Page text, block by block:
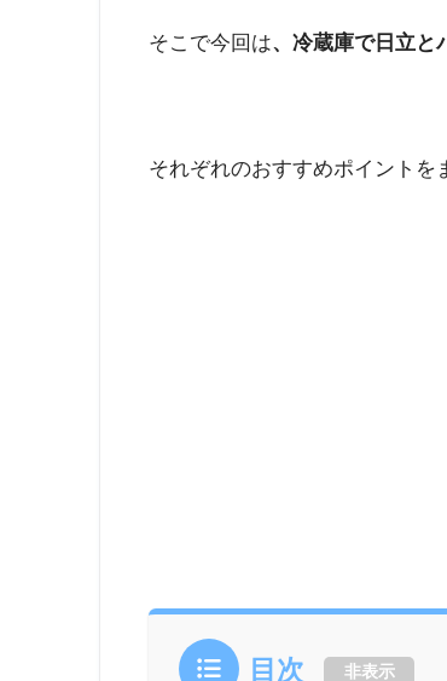
そこで今回は、冷蔵庫で日立と
それぞれのおすすめポイントを
目次 非表示